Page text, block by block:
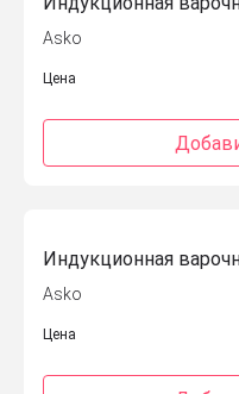
Asko
Цена
Индукционная
Asko
Цена